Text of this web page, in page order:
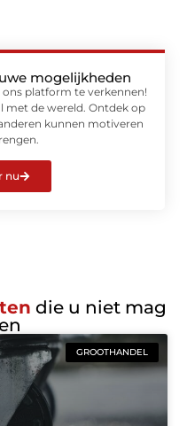
mogelijkheden
platform te verkennen!
met de wereld. Ontdek op
kunnen motiveren
nu
die u niet mag
GROOTHANDEL